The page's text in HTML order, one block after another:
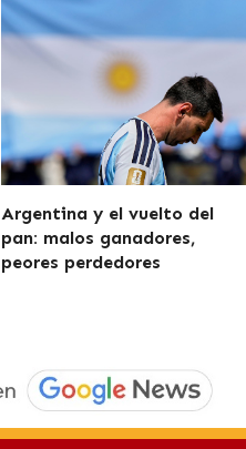
Argentina y el vuelto del
pan: malos ganadores,
peores perdedores